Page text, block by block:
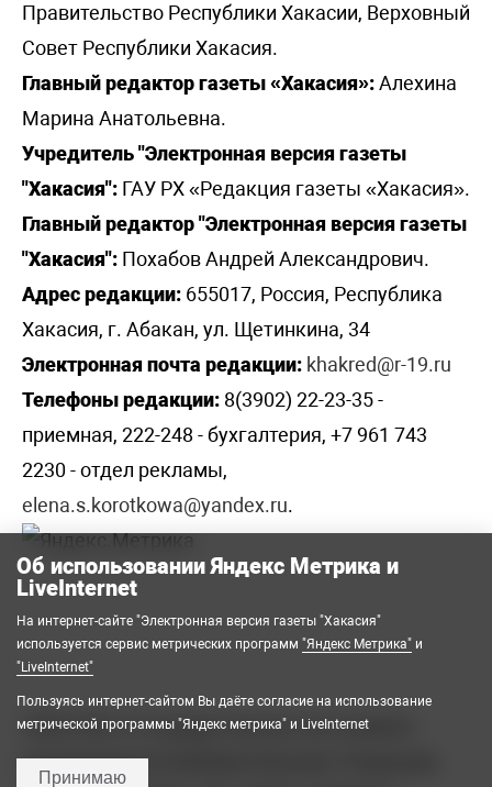
Правительство Республики Хакасии, Верховный
Совет Республики Хакасия.
Главный редактор газеты «Хакасия»:Алехина
Марина Анатольевна.
Учредитель "Электронная версия газеты
"Хакасия": ГАУ РХ «Редакция газеты «Хакасия».
Главный редактор "Электронная версия газеты
"Хакасия": Похабов Андрей Александрович.
Адрес редакции: 655017, Россия, Республика
Хакасия, г. Абакан, ул. Щетинкина, 34
Электронная почта редакции: khakred@r-19.ru
Телефоны редакции: 8(3902) 22-23-35 -
приемная, 222-248 - бухгалтерия, +7 961 743
2230 - отдел рекламы,
elena.s.korotkowa@yandex.ru.
2008-2026 © Государственное автономное
учреждение Республики Хакасия «Редакция
Об использовании Яндекс Метрика и
LiveInternet
На интернет-сайте "Электронная версия газеты "Хакасия"
используется сервис метрических программ "Яндекс Метрика" и
"LiveInternet"
Пользуясь интернет-сайтом Вы даёте согласие на использование
метрической программы "Яндекс метрика" и LiveInternet
Принимаю